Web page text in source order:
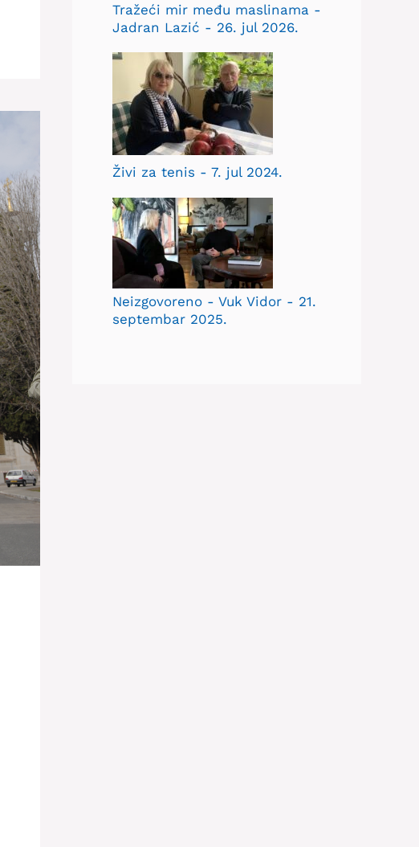
Tražeći mir među maslinama -
Jadran Lazić - 26. jul 2026.
Živi za tenis - 7. jul 2024.
Neizgovoreno - Vuk Vidor - 21.
septembar 2025.